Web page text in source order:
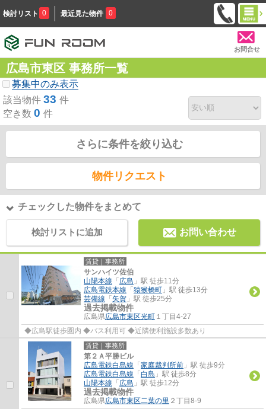
検討リスト 0 最近見た物件 0
お問合せ
広島市東区 事務所一覧
募集中のみ表示
該当物件 33 件
空き数 0 件
さらに条件を絞り込む
物件リクエスト
チェックした物件をまとめて
検討リストに追加 お問い合わせ
賃貸｜事務所
サンハイツ佐伯
山陽本線 「 広島 」駅 徒歩11分
広島電鉄本線 「 猿猴橋町 」駅 徒歩13分
芸備線 「 矢賀 」駅 徒歩25分
過去掲載物件
広島県広島市東区光町 １丁目4-27
◆広島駅徒歩圏内 ◆バス利用可 ◆近隣便利施設多数あり
賃貸｜事務所
第２Ａ平勝ビル
広島電鉄白島線 「 家庭裁判所前 」駅 徒歩9分
広島電鉄白島線 「 白島 」駅 徒歩8分
山陽本線 「 広島 」駅 徒歩12分
過去掲載物件
広島県広島市東区二葉の里 ２丁目8-9